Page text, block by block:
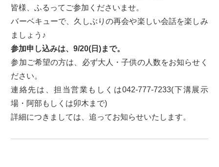
皆様、ふるってご参加くださいませ。
バーベキューで、久しぶりの再会や楽しい会話を楽しみ
ましょう♪
参加申し込みは、9/20(日)まで。
参加ご希望の方は、必ず大人・子供の人数をお知らせく
ださい。
連絡先は、担当営業もしくは042-777-7233(下溝展示
場・阿部もしくは卯木まで)
詳細につきましては、追ってお知らせいたします。